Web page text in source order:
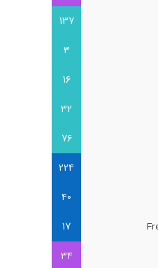
137
3
16
32
76
224
40
17
34